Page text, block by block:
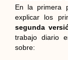
En la primera
explicar los
segunda
trabajo diario
sobre: